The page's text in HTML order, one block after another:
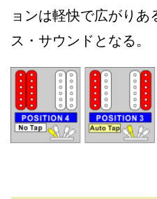
ョンは軽快で広がりあ
ス・サウンドとなる。